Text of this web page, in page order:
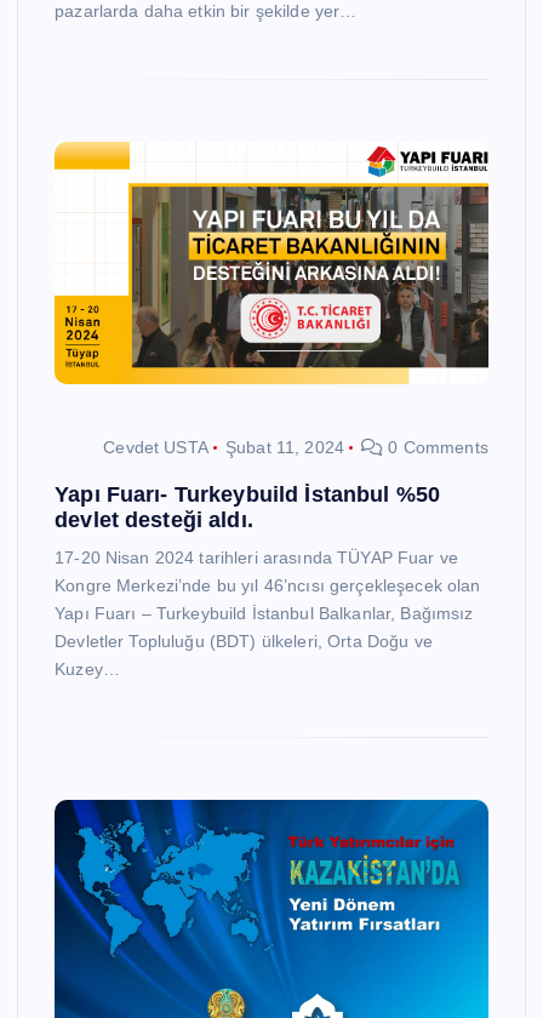
pazarlarda daha etkin bir şekilde yer…
Cevdet USTA Şubat 11, 2024 0 Comments
Yapı Fuarı- Turkeybuild İstanbul %50
devlet desteği aldı.
17-20 Nisan 2024 tarihleri arasında TÜYAP Fuar ve
Kongre Merkezi’nde bu yıl 46’ncısı gerçekleşecek olan
Yapı Fuarı – Turkeybuild İstanbul Balkanlar, Bağımsız
Devletler Topluluğu (BDT) ülkeleri, Orta Doğu ve
Kuzey…